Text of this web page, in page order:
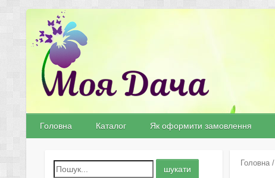
Головна Каталог Як оформити замовлення
Головна/